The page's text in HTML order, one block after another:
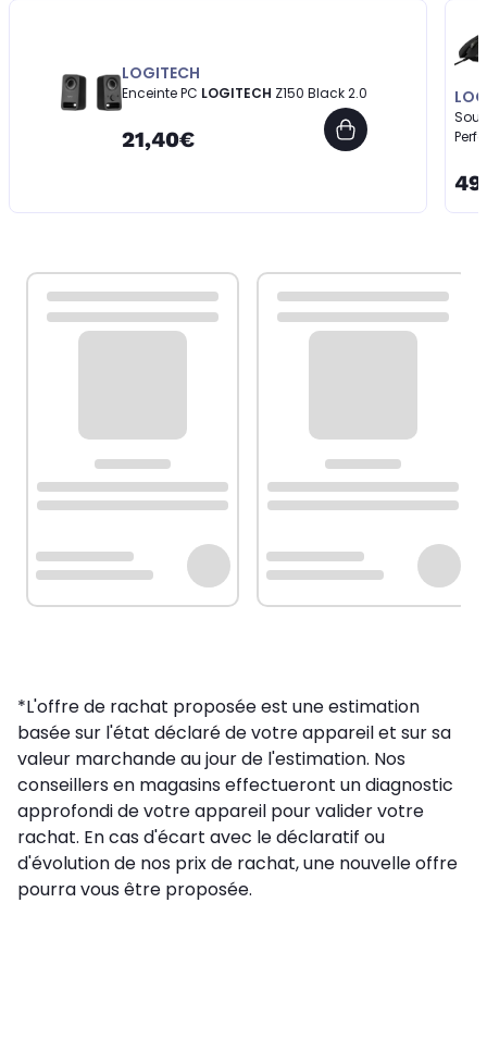
LOGITECH
Enceinte PC LOGITECH Z150 Black 2.0
21,40€
*L'offre de rachat proposée est une estimation
basée sur l'état déclaré de votre appareil et sur sa
valeur marchande au jour de l'estimation. Nos
conseillers en magasins effectueront un diagnostic
approfondi de votre appareil pour valider votre
rachat. En cas d'écart avec le déclaratif ou
d'évolution de nos prix de rachat, une nouvelle offre
pourra vous être proposée.